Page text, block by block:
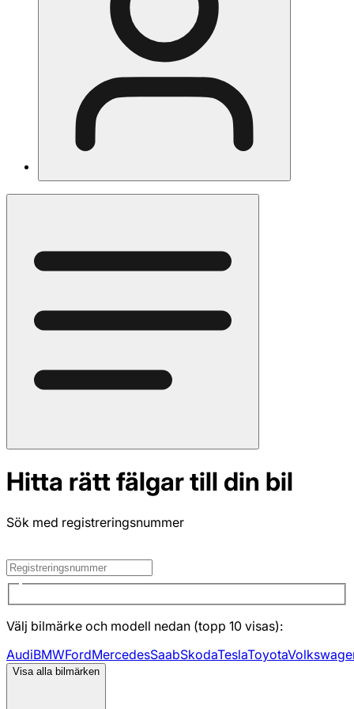
Hitta rätt fälgar till din bil
Sök med registreringsnummer
Välj bilmärke och modell nedan (topp 10 visas):
AudiBMWFordMercedesSaabSkodaTeslaToyota
Visa alla bilmärken